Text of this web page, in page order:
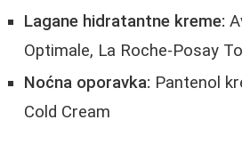
Lagane hidratantne kreme:
Optimale, La Roche-Posay
Noćna oporavka: Pantenol
Cold Cream